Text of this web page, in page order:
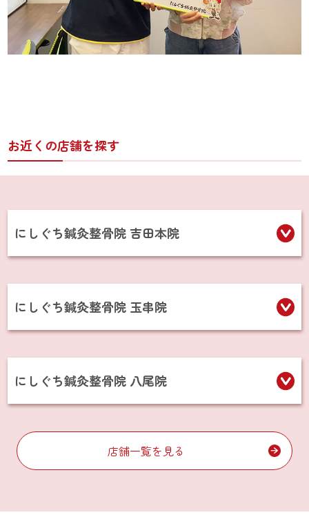
お近くの店舗を探す
にしぐち鍼灸整骨院 吉田本院
にしぐち鍼灸整骨院 玉串院
にしぐち鍼灸整骨院 八尾院
店舗一覧を見る